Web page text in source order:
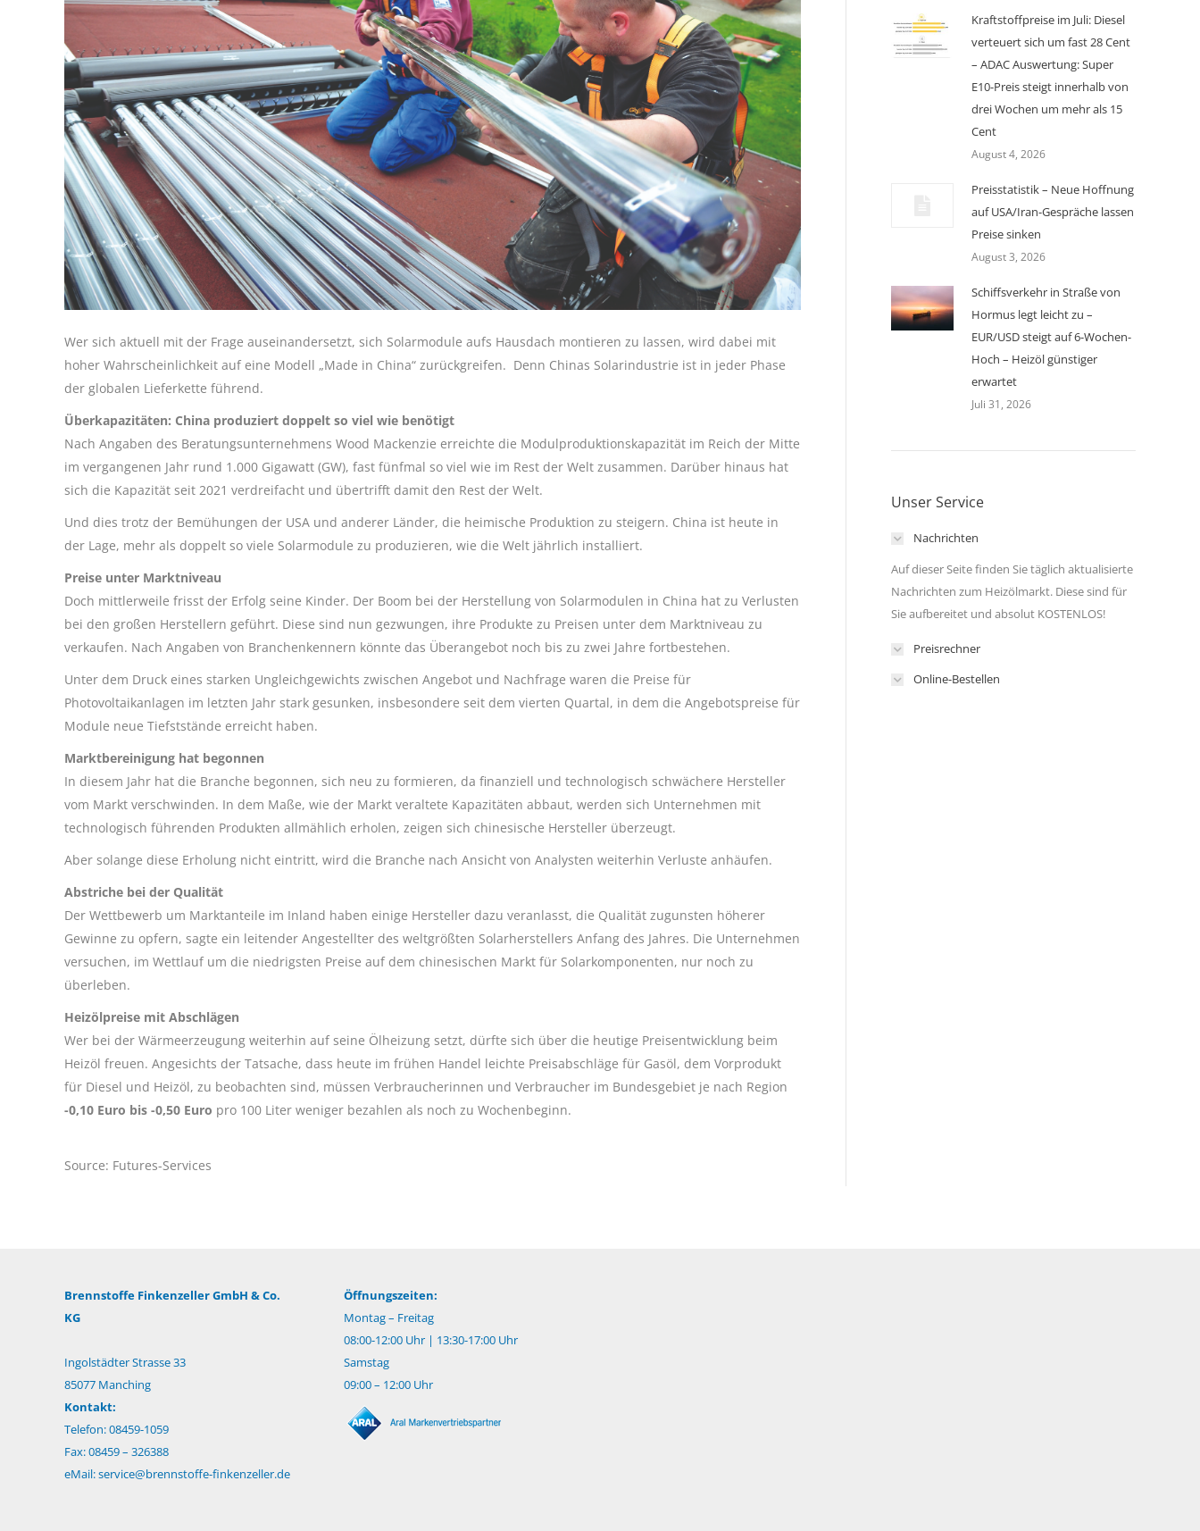
Wer sich aktuell mit der Frage auseinandersetzt, sich Solarmodule aufs Hausdach montieren zu lassen, wird dabei mit
hoher Wahrscheinlichkeit auf eine Modell „Made in China“ zurückgreifen. Denn Chinas Solarindustrie ist in jeder Phase
der globalen Lieferkette führend.
Überkapazitäten: China produziert doppelt so viel wie benötigt
Nach Angaben des Beratungsunternehmens Wood Mackenzie erreichte die Modulproduktionskapazität im Reich der Mitte
im vergangenen Jahr rund 1.000 Gigawatt (GW), fast fünfmal so viel wie im Rest der Welt zusammen. Darüber hinaus hat
sich die Kapazität seit 2021 verdreifacht und übertrifft damit den Rest der Welt.
Und dies trotz der Bemühungen der USA und anderer Länder, die heimische Produktion zu steigern. China ist heute in
der Lage, mehr als doppelt so viele Solarmodule zu produzieren, wie die Welt jährlich installiert.
Preise unter Marktniveau
Doch mittlerweile frisst der Erfolg seine Kinder. Der Boom bei der Herstellung von Solarmodulen in China hat zu Verlusten
bei den großen Herstellern geführt. Diese sind nun gezwungen, ihre Produkte zu Preisen unter dem Marktniveau zu
verkaufen. Nach Angaben von Branchenkennern könnte das Überangebot noch bis zu zwei Jahre fortbestehen.
Unter dem Druck eines starken Ungleichgewichts zwischen Angebot und Nachfrage waren die Preise für
Photovoltaikanlagen im letzten Jahr stark gesunken, insbesondere seit dem vierten Quartal, in dem die Angebotspreise für
Module neue Tiefststände erreicht haben.
Marktbereinigung hat begonnen
In diesem Jahr hat die Branche begonnen, sich neu zu formieren, da finanziell und technologisch schwächere Hersteller
vom Markt verschwinden. In dem Maße, wie der Markt veraltete Kapazitäten abbaut, werden sich Unternehmen mit
technologisch führenden Produkten allmählich erholen, zeigen sich chinesische Hersteller überzeugt.
Aber solange diese Erholung nicht eintritt, wird die Branche nach Ansicht von Analysten weiterhin Verluste anhäufen.
Abstriche bei der Qualität
Der Wettbewerb um Marktanteile im Inland haben einige Hersteller dazu veranlasst, die Qualität zugunsten höherer
Gewinne zu opfern, sagte ein leitender Angestellter des weltgrößten Solarherstellers Anfang des Jahres. Die Unternehmen
versuchen, im Wettlauf um die niedrigsten Preise auf dem chinesischen Markt für Solarkomponenten, nur noch zu
überleben.
Heizölpreise mit Abschlägen
Wer bei der Wärmeerzeugung weiterhin auf seine Ölheizung setzt, dürfte sich über die heutige Preisentwicklung beim
Heizöl freuen. Angesichts der Tatsache, dass heute im frühen Handel leichte Preisabschläge für Gasöl, dem Vorprodukt
für Diesel und Heizöl, zu beobachten sind, müssen Verbraucherinnen und Verbraucher im Bundesgebiet je nach Region
-0,10 Euro bis -0,50 Euro pro 100 Liter weniger bezahlen als noch zu Wochenbeginn.
Source: Futures-Services
Kraftstoffpreise im Juli: Diesel
verteuert sich um fast 28 Cent
– ADAC Auswertung: Super
E10-Preis steigt innerhalb von
drei Wochen um mehr als 15
Cent
August 4, 2026
Preisstatistik – Neue Hoffnung
auf USA/Iran-Gespräche lassen
Preise sinken
August 3, 2026
Schiffsverkehr in Straße von
Hormus legt leicht zu –
EUR/USD steigt auf 6-Wochen-
Hoch – Heizöl günstiger
erwartet
Juli 31, 2026
Unser Service
Nachrichten
Auf dieser Seite finden Sie täglich aktualisierte
Nachrichten zum Heizölmarkt. Diese sind für
Sie aufbereitet und absolut KOSTENLOS!
Preisrechner
Online-Bestellen
Brennstoffe Finkenzeller GmbH & Co.
KG
Ingolstädter Strasse 33
85077 Manching
Kontakt:
Telefon: 08459-1059
Fax: 08459 – 326388
eMail:service@brennstoffe-finkenzeller.de
Öffnungszeiten:
Montag – Freitag
08:00-12:00 Uhr | 13:30-17:00 Uhr
Samstag
09:00 – 12:00 Uhr